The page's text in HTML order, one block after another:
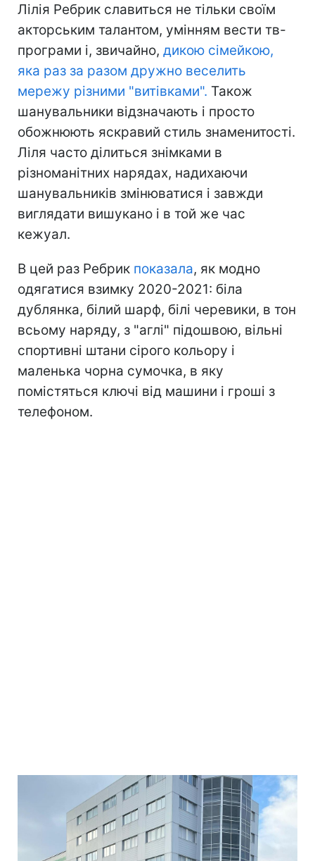
Лілія Ребрик славиться не тільки своїм
акторським талантом, умінням вести тв-
програми і, звичайно, дикою сімейкою,
яка раз за разом дружно веселить
мережу різними "витівками". Також
шанувальники відзначають і просто
обожнюють яскравий стиль знаменитості.
Ліля часто ділиться знімками в
різноманітних нарядах, надихаючи
шанувальників змінюватися і завжди
виглядати вишукано і в той же час
кежуал.
В цей раз Ребрик показала, як модно
одягатися взимку 2020-2021: біла
дублянка, білий шарф, білі черевики, в тон
всьому наряду, з "аглі" підошвою, вільні
спортивні штани сірого кольору і
маленька чорна сумочка, в яку
помістяться ключі від машини і гроші з
телефоном.